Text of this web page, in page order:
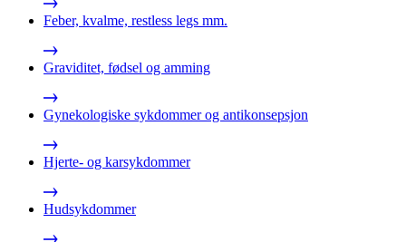
Feber, kvalme, restless legs mm.
Graviditet, fødsel og amming
Gynekologiske sykdommer og antikonsepsjon
Hjerte- og karsykdommer
Hudsykdommer